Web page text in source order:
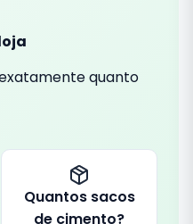
quanto
Quantos sacos
de cimento?